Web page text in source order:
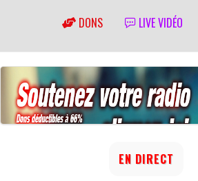
DONS LIVE VIDÉO
EN DIRECT